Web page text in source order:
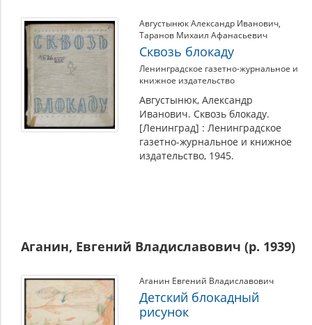
Августынюк Александр Иванович,
Таранов Михаил Афанасьевич
Сквозь блокаду
Ленинградское газетно-журнальное и
книжное издательство
Августынюк, Александр
Иванович. Сквозь блокаду.
[Ленинград] : Ленинградское
газетно-журнальное и книжное
издательство, 1945.
Аганин, Евгений Владиславович (р. 1939)
Аганин Евгений Владиславович
Детский блокадный
рисунок